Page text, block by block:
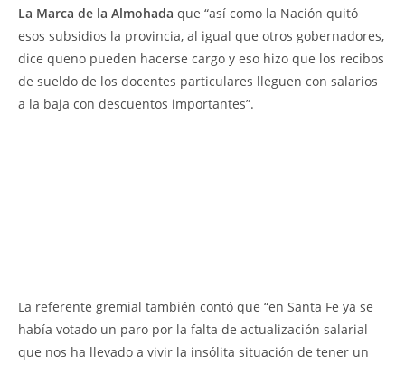
La Marca de la Almohada que “así como la Nación quitó
esos subsidios la provincia, al igual que otros gobernadores,
dice queno pueden hacerse cargo y eso hizo que los recibos
de sueldo de los docentes particulares lleguen con salarios
a la baja con descuentos importantes”.
La referente gremial también contó que “en Santa Fe ya se
había votado un paro por la falta de actualización salarial
que nos ha llevado a vivir la insólita situación de tener un